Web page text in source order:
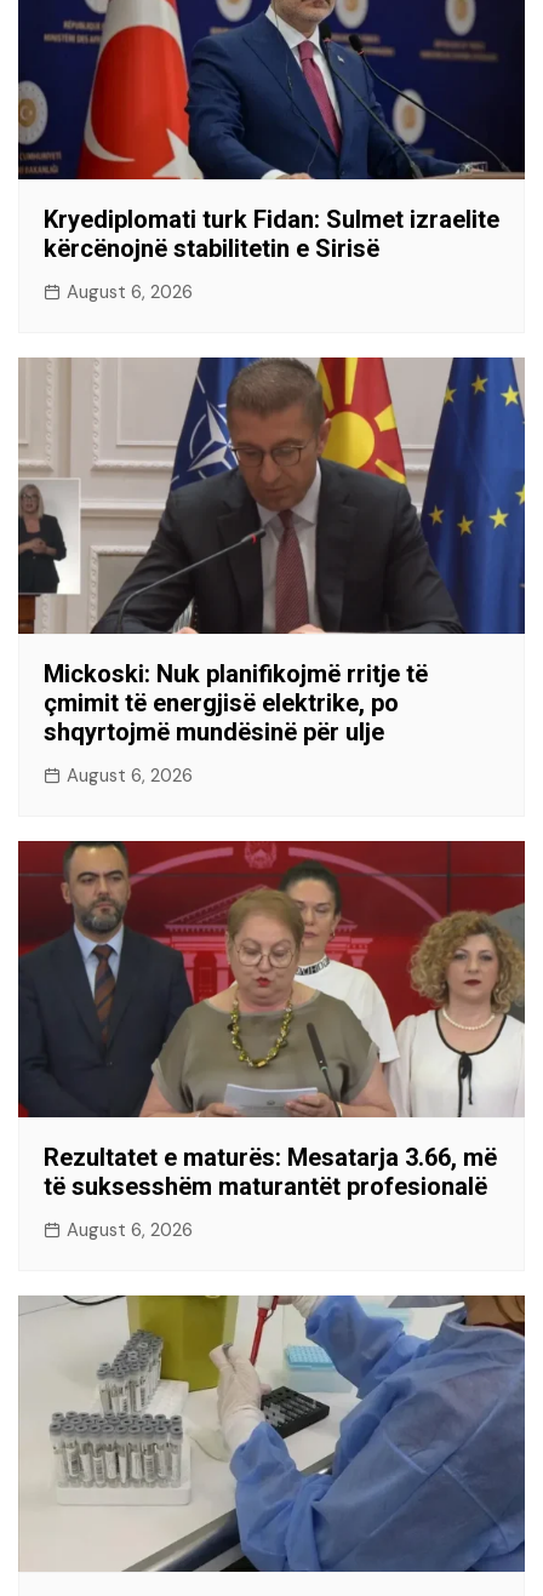
Kryediplomati turk Fidan: Sulmet izraelite
kërcënojnë stabilitetin e Sirisë
August 6, 2026
Mickoski: Nuk planifikojmë rritje të
çmimit të energjisë elektrike, po
shqyrtojmë mundësinë për ulje
August 6, 2026
Rezultatet e maturës: Mesatarja 3.66, më
të suksesshëm maturantët profesionalë
August 6, 2026